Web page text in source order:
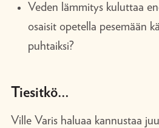
Veden lämmitys kuluttaa
osaisit opetella pesemään
puhtaiksi?
Tiesitkö…
Ville Varis haluaa kannustaa